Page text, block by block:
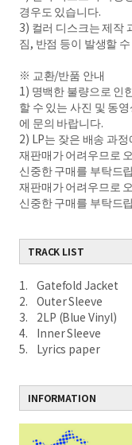
경우도 있습니다.
3) 컬러 디스크는 제작
짐, 반점 등이 발생할
※ 교환/반품 안내
1) 명백한 불량으로 인
할 수 있는 사진 및 동
에 문의 바랍니다.
2) LP는 잦은 배송 과
재판매가 어려우므로
신중한 구매를 부탁드
재판매가 어려우므로
신중한 구매를 부탁드
TRACK LIST
1. Gatefold Jacket
2. Outer Sleeve
3. 2LP (Blue Vinyl)
4. Inner Sleeve
5. Lyrics paper
INFORMATION